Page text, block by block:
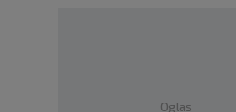
Oglas